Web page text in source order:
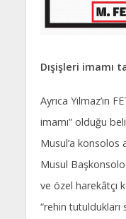
Dışişleri imamı
Ayrıca Yılmaz’ın
imamı” olduğu
Musul’a konsolos
Musul
ve özel harekâtçı
“rehin tutuldukları